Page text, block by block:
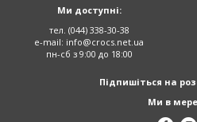
Ми доступні:
тел. (044) 338-30-38
e-mail: info@crocs.net.ua
пн-сб з 9:00 до 18:00
Підпишіться на
Ми в